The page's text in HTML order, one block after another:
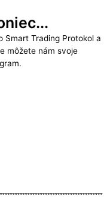
Smart Trading Protokol a
môžete nám svoje